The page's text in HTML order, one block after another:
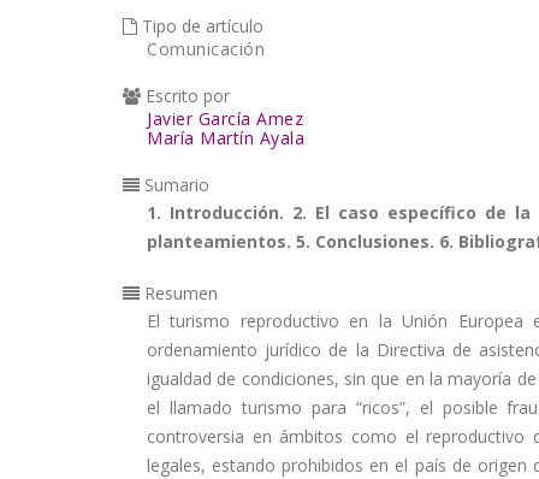
navegación
Tipo de artículo
Comunicación
Escrito por
Javier García Amez
María Martín Ayala
Sumario
1. Introducción. 2. El caso específico de
planteamientos. 5. Conclusiones. 6.
Resumen
El turismo reproductivo en la Unión
ordenamiento jurídico de la Directiva de
igualdad de condiciones, sin que en la mayoría
el llamado turismo para “ricos”, el posible
controversia en ámbitos como el
legales, estando prohibidos en el país de